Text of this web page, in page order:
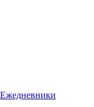
Ежедневники